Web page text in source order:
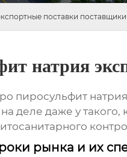
поставки поставщики
натрия
пиросульфит
деле даже у
рынка и их